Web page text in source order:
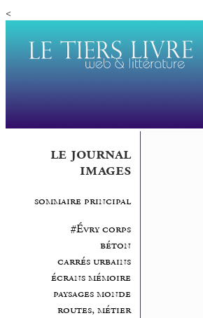
<
le journal
images
sommaire principal
#Évry corps
béton
carrés urbains
écrans mémoire
paysages monde
routes, métier